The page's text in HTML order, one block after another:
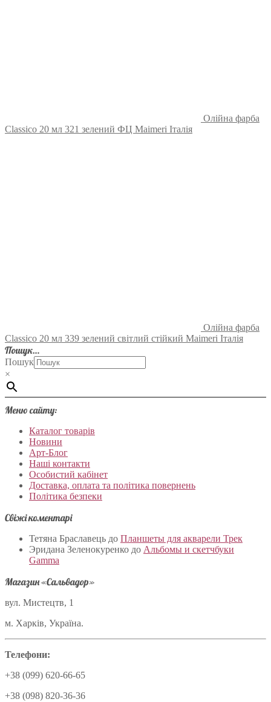
Олійна фарба
Classico 20 мл 321 зелений ФЦ Maimeri Італія
Олійна фарба
Classico 20 мл 339 зелений світлий стійкий Maimeri Італія
Пошук…
Пошук
×
Меню сайту:
Каталог товарів
Новини
Арт-Блог
Наші контакти
Особистий кабінет
Доставка, оплата та політика повернень
Політика безпеки
Свіжі коментарі
Тетяна Браславець до Планшеты для акварели Трек
Эридана Зеленокуренко до Альбомы и скетчбуки
Gamma
Магазин «Сальвадор»
вул. Мистецтв, 1
м. Харків, Україна.
Телефони:
+38 (099) 620-66-65
+38 (098) 820-36-36